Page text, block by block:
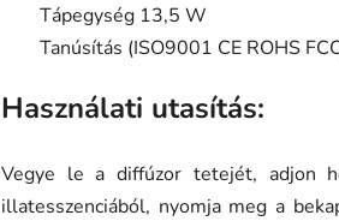
Tápegység 13,5 W
Tanúsítás (ISO9001 CE ROHS
Használati utasítás:
Vegye le a diffúzor tetejét, adjon
illatesszenciából, nyomja meg a